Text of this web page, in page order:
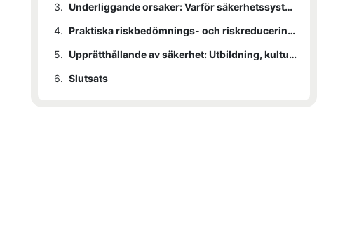
3.
Underliggande orsaker: Varför säkerhetssystem misslyckas
4.
Praktiska riskbedömnings- och riskreduceringsstrategier
5.
Upprätthållande av säkerhet: Utbildning, kultur och kontinuerlig förbättring
6. Slutsats